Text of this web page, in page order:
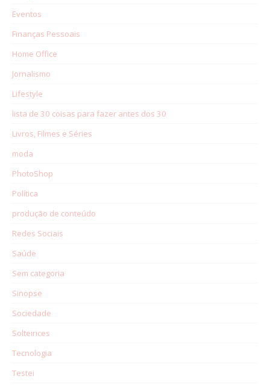
Eventos
Finanças Pessoais
Home Office
Jornalismo
Lifestyle
lista de 30 coisas para fazer antes dos 30
Livros, Filmes e Séries
moda
PhotoShop
Política
produção de conteúdo
Redes Sociais
Saúde
Sem categoria
Sinopse
Sociedade
Solteirices
Tecnologia
Testei